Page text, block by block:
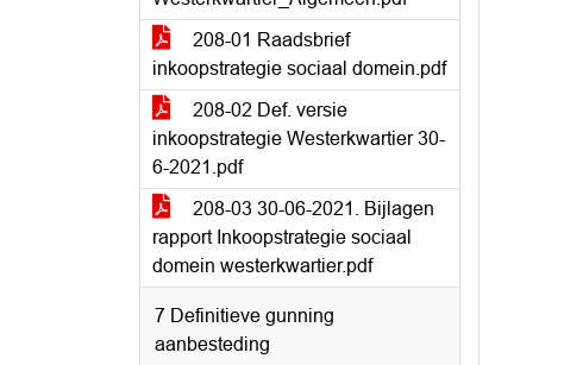
208-01 Raadsbrief
inkoopstrategie sociaal domein.pdf
208-02 Def. versie
inkoopstrategie Westerkwartier 30-
6-2021.pdf
208-03 30-06-2021. Bijlagen
rapport Inkoopstrategie sociaal
domein westerkwartier.pdf
7 Definitieve gunning
aanbesteding